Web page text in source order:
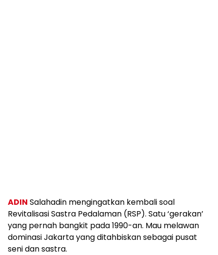
ADIN Salahadin mengingatkan kembali soal
Revitalisasi Sastra Pedalaman (RSP). Satu ‘gerakan’
yang pernah bangkit pada 1990-an. Mau melawan
dominasi Jakarta yang ditahbiskan sebagai pusat
seni dan sastra.